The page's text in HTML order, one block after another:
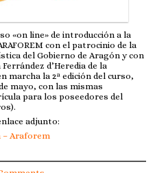
«on line» de introducción a la
con el patrocinio de la
del Gobierno de Aragón y con
d’Heredia de la
marcha la 2ª edición del curso,
mayo, con las mismas
para los poseedores del
adjunto:
– Araforem